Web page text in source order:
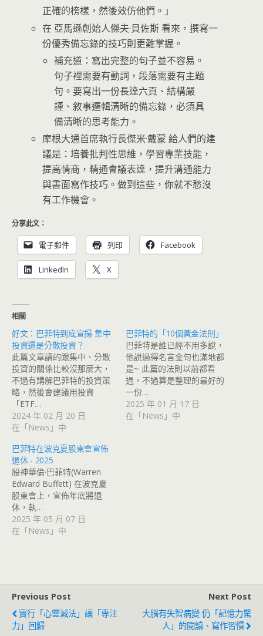
正確的榜樣，然後效仿他們。」
在 亞馬遜創始人傑夫·貝佐斯 看來，撰寫一
份優秀備忘錄的技巧則更難掌握。
補充道：寫出完整的句子並不容易。
句子裡需要有動詞，段落需要有主題
句。要寫出一份長達六頁、結構嚴
謹、敘事邏輯清晰的備忘錄，必須具
備清晰的思考能力。
摩根大通首席執行長傑米·戴蒙 給人們的建
議是：培養批判性思維，學習專業技能，
提高情商，精通會議表達，提升溝通能力
與書面寫作技巧。做到這些，你就不愁沒
有工作機會。
分享此文：
電子郵件 列印 Facebook
LinkedIn X
相關
好文：巴菲特到底宣揚 集中
投資還是分散投資？
此篇文章講的跟集中、分散
投資的關係比較沒那麼大，
不過有講解巴菲特的投資策
略，然後會建議用投資
「ETF…
2024 年 02 月 20 日
在「News」中
巴菲特的「10個黃金法則」
巴菲特是誰已經不用多說，
他說過得名言金句也滿地都
是~ 此篇的法則以前都看
過，不過算是整理的最好的
一份…
2025 年 01 月 17 日
在「News」中
巴菲特在波克夏股東會宣佈
退休 - 2025
股神華倫·巴菲特(Warren
Edward Buffett) 在波克夏
股東會上，宣佈年底將退
休，執…
2025 年 05 月 07 日
在「News」中
Previous Post
實行「心靈減法」讓「專注
力」回歸
Next Post
大腦有失智病變 仍「記憶力驚
人」的閱讀、寫作習慣